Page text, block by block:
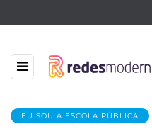
EU SOU A ESCOLA PÚBLICA